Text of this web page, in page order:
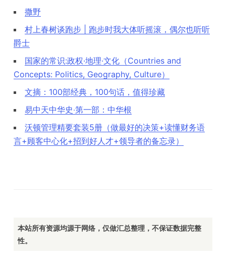
撒野
村上春树谈跑步 | 跑步时我大体听摇滚，偶尔也听听
爵士
国家的常识:政权·地理·文化（Countries and
Concepts: Politics, Geography, Culture）
文摘：100部经典，100句话，值得珍藏
易中天中华史‧第一部：中华根
沃顿管理精要套装5册（做最好的决策+读懂财务语
言+顾客中心化+招到好人才+领导者的备忘录）
本站所有资源均源于网络，仅做汇总整理，不保证数据完整
性。